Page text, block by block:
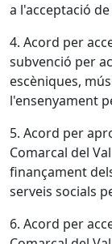
a l'acceptació
4. Acord per
subvenció per
escèniques,
l'ensenyament
5. Acord per
Comarcal del
finançament
serveis socials
6. Acord per